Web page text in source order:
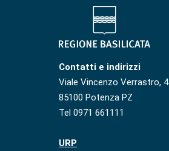
Contatti e indirizzi
Viale Vincenzo Verrastro, 4
85100 Potenza PZ
Tel 0971 661111
URP